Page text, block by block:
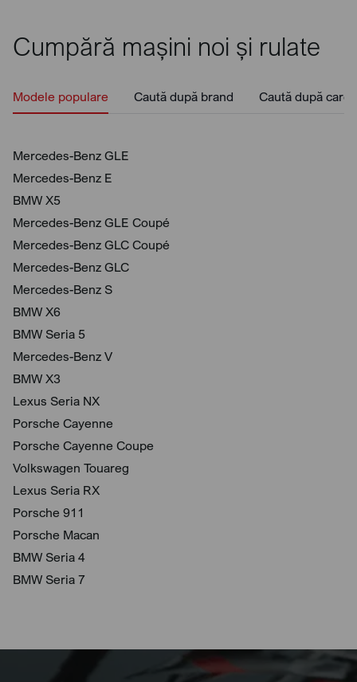
Cumpără mașini noi și rulate
Modele populare Caută după brand Caută după
Mercedes-Benz GLE
Mercedes-Benz E
BMW X5
Mercedes-Benz GLE Coupé
Mercedes-Benz GLC Coupé
Mercedes-Benz GLC
Mercedes-Benz S
BMW X6
BMW Seria 5
Mercedes-Benz V
BMW X3
Lexus Seria NX
Porsche Cayenne
Porsche Cayenne Coupe
Volkswagen Touareg
Lexus Seria RX
Porsche 911
Porsche Macan
BMW Seria 4
BMW Seria 7